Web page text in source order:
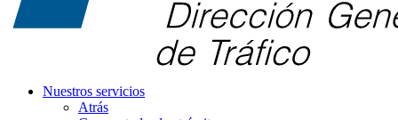
Nuestros servicios
Atrás